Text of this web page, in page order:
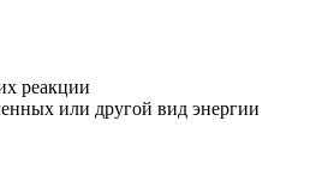
реакции
или другой вид энергии